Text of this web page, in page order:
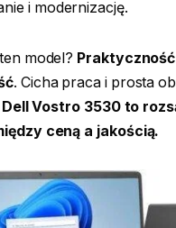
i modernizację.
model?
. Cicha praca i prosta
Dell Vostro 3530 to
ceną a jakością.